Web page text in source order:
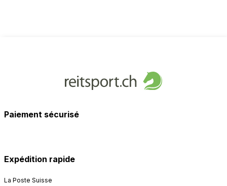
Paiement sécurisé
Expédition rapide
La Poste Suisse